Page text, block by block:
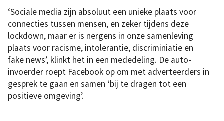
‘Sociale media zijn absoluut een unieke plaats voor
connecties tussen mensen, en zeker tijdens deze
lockdown, maar er is nergens in onze samenleving
plaats voor racisme, intolerantie, discriminiatie en
fake news’, klinkt het in een mededeling. De auto-
invoerder roept Facebook op om met adverteerders in
gesprek te gaan en samen ‘bij te dragen tot een
positieve omgeving’.